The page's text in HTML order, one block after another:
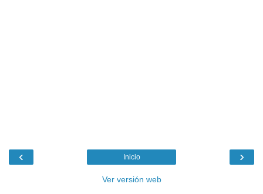
‹ ›
Inicio
Ver versión web